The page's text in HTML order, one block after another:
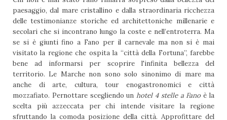
paesaggio, dal mare cristallino e dalla straordinaria ricchezza
delle testimonianze storiche ed architettoniche millenarie e
secolari che si incontrano lungo la coste e nell’entroterra. Ma
se si è giunti fino a Fano per il carnevale ma non si è mai
visitato la regione che ospita la “città della Fortuna”, farebbe
bene ad informarsi per scoprire l'infinita bellezza del
territorio. Le Marche non sono solo sinonimo di mare ma
anche di arte, cultura, tour enogastronomici e città
mozzafiato. Pernottare scegliendo unhotel 4 stelle a Fanoè la
scelta più azzeccata per chi intende visitare la regione
sfruttando la comoda posizione della città. Approfittare del